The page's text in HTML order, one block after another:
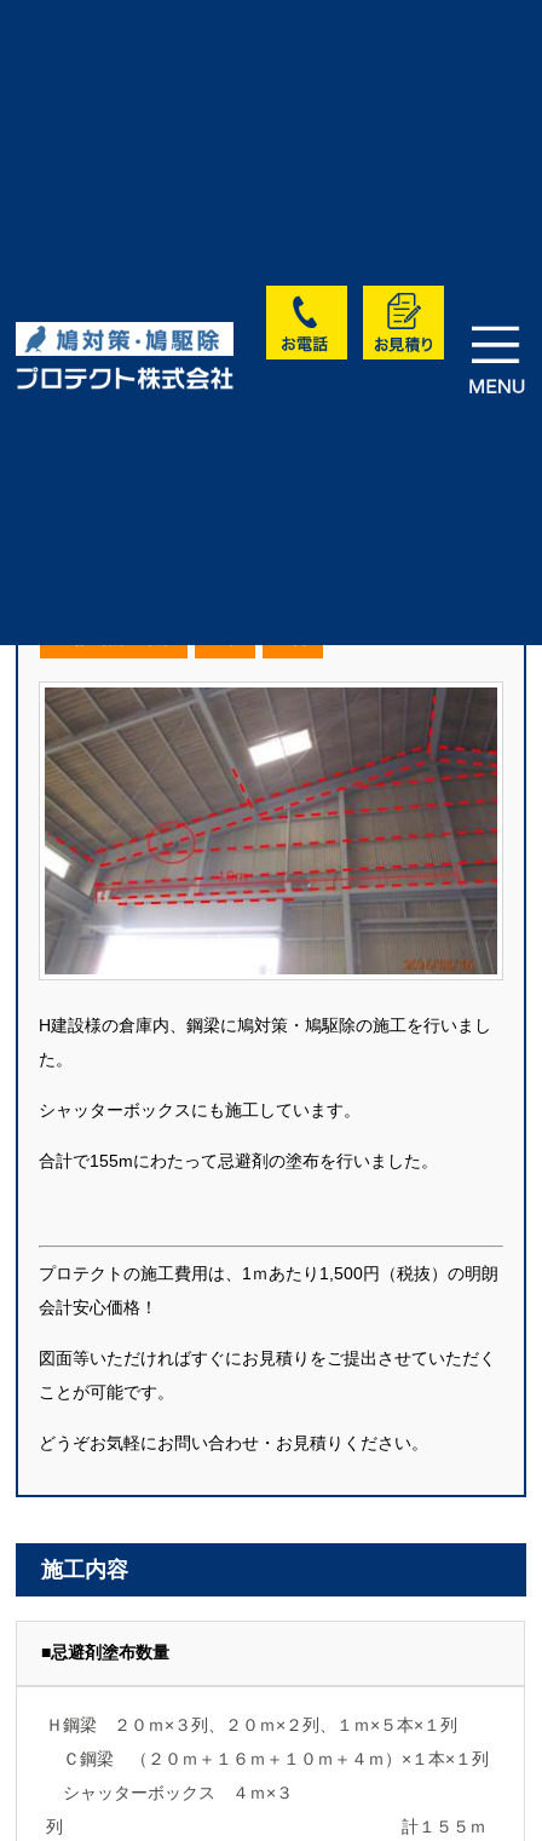
HOME >実績・お客様の声>未分類
倉庫内鋼梁の鳩対策・鳩駆除事
例｜H建設様
H建設様の倉庫内、鋼梁に鳩対策・鳩駆除の施工を行いまし
た。
シャッターボックスにも施工しています。
合計で155mにわたって忌避剤の塗布を行いました。
プロテクトの施工費用は、1ｍあたり1,500円（税抜）の明朗
会計安心価格！
図面等いただければすぐにお見積りをご提出させていただく
ことが可能です。
どうぞお気軽にお問い合わせ・お見積りください。
施工内容
■忌避剤塗布数量
Ｈ鋼梁 ２０ｍ×３列、２０ｍ×２列、１ｍ×５本×１列
Ｃ鋼梁 （２０ｍ＋１６ｍ＋１０ｍ＋４ｍ）×１本×１列
シャッターボックス ４ｍ×３
列 計１５５ｍ